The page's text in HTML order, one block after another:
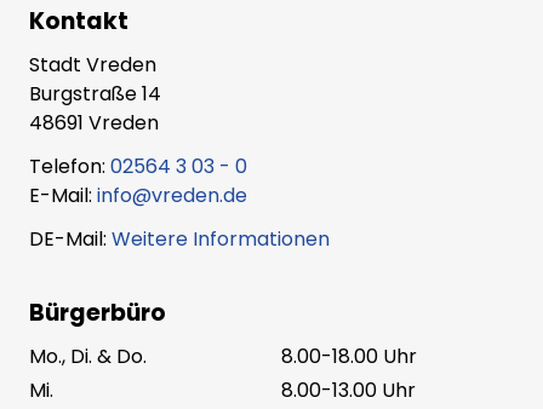
Kontakt
Stadt Vreden
Burgstraße 14
48691 Vreden
Telefon: 02564 3 03 - 0
E-Mail: info@vreden.de
DE-Mail: Weitere Informationen
Bürgerbüro
Mo., Di. & Do.
8.00-18.00 Uhr
Mi.
8.00-13.00 Uhr